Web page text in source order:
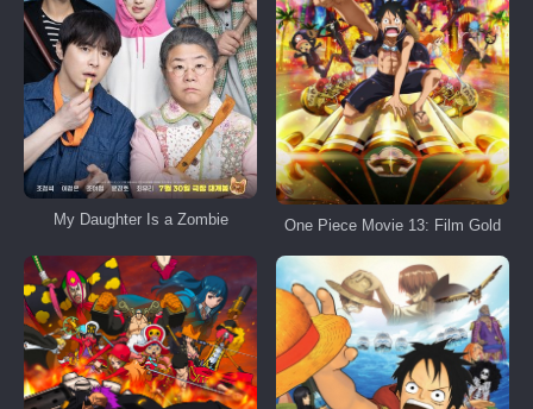
My Daughter Is a Zombie One Piece Movie 13: Film Gold